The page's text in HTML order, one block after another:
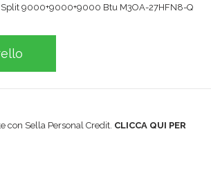
9000+9000+9000 Btu M3OA-27HFN8-Q
con Sella Personal Credit. CLICCA QUI PER